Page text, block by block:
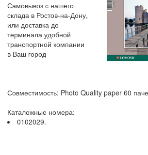
Самовывоз с нашего
склада в Ростов-на-Дону,
или доставка до
терминала удобной
транспортной компании
в Ваш город
Совместимость: Photo Quality paper 60
Каталожные номера:
0102029.